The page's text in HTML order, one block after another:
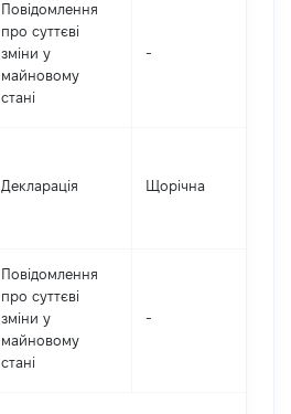
Повідомлення
про суттєві
зміни y
майновому
стані
-
Декларація Щорічна
Повідомлення
про суттєві
зміни y
майновому
стані
-